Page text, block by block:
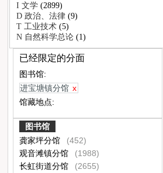
I 文学 (2899)
D 政治、法律 (9)
T 工业技术 (5)
N 自然科学总论 (1)
已经限定的分面
图书馆:
进宝塘镇分馆 x
馆藏地点:
图书馆
龚家坪分馆
(452)
观音滩镇分馆
(1988)
长虹街道分馆
(2655)